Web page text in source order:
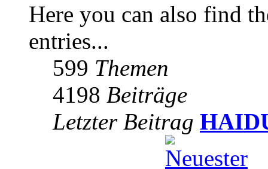
Here you can also find
entries...
599 Themen
4198 Beiträge
Letzter Beitrag